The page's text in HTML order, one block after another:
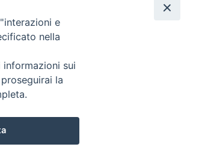
e
nella
sui
la